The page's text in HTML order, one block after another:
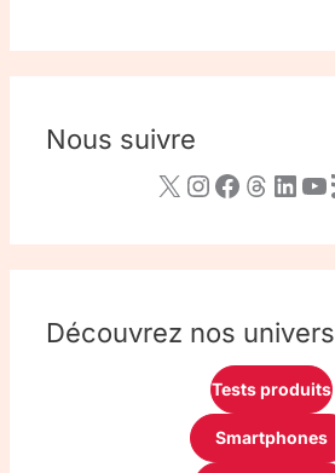
Nous suivre
Découvrez nos univers
Tests produits
Smartphones